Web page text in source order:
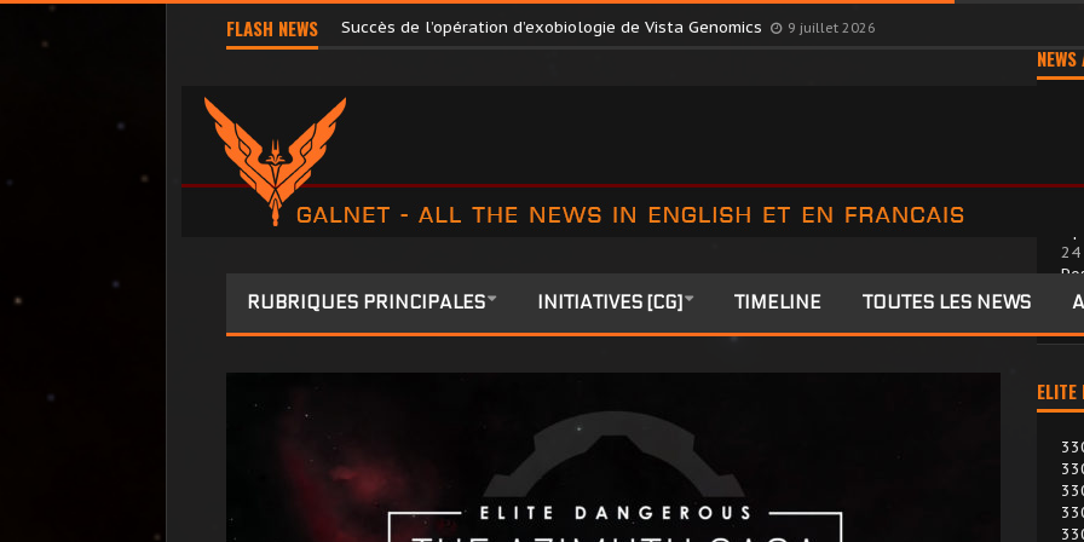
FLASH NEWS Terri Tora libérée par l’October Consortium dans une décision surprise
RUBRIQUES PRINCIPALES INITIATIVES [CG] TIMELINE TOUTES LES NEWS
ELITE